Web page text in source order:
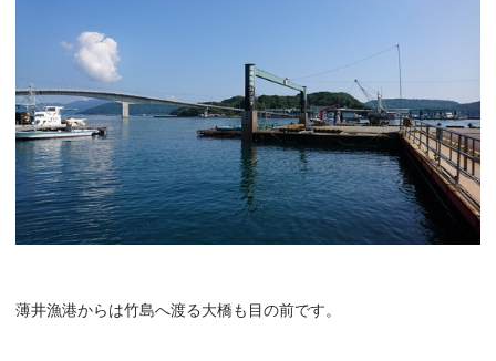
薄井漁港からは竹島へ渡る大橋も目の前です。